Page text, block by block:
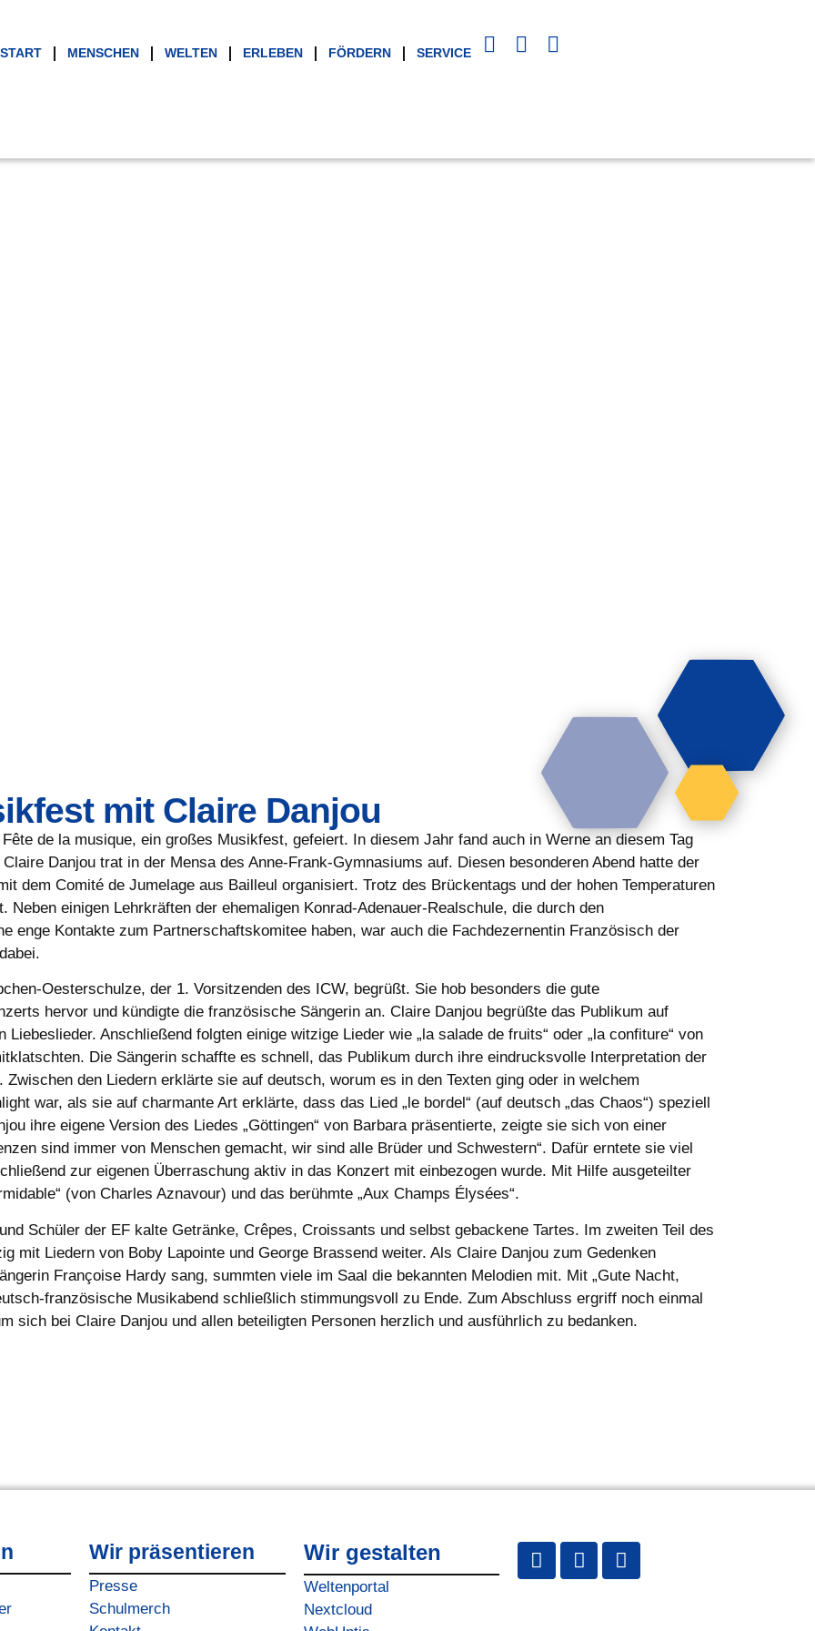
START MENSCHEN WELTEN ERLEBEN FÖRDERN SERVICE
mit Claire Danjou
de la musique, ein großes Musikfest, gefeiert. In diesem Jahr fand auch in Werne an diesem Tag
Danjou trat in der Mensa des Anne-Frank-Gymnasiums auf. Diesen besonderen Abend hatte der
dem Comité de Jumelage aus Bailleul organisiert. Trotz des Brückentags und der hohen Temperaturen
einigen Lehrkräften der ehemaligen Konrad-Adenauer-Realschule, die durch den
enge Kontakte zum Partnerschaftskomitee haben, war auch die Fachdezernentin Französisch der
Oesterschulze, der 1. Vorsitzenden des ICW, begrüßt. Sie hob besonders die gute
hervor und kündigte die französische Sängerin an. Claire Danjou begrüßte das Publikum auf
Anschließend folgten einige witzige Lieder wie „la salade de fruits“ oder „la confiture“ von
Die Sängerin schaffte es schnell, das Publikum durch ihre eindrucksvolle Interpretation der
den Liedern erklärte sie auf deutsch, worum es in den Texten ging oder in welchem
war, als sie auf charmante Art erklärte, dass das Lied „le bordel“ (auf deutsch „das Chaos“) speziell
ihre eigene Version des Liedes „Göttingen“ von Barbara präsentierte, zeigte sie sich von einer
sind immer von Menschen gemacht, wir sind alle Brüder und Schwestern“. Dafür erntete sie viel
zur eigenen Überraschung aktiv in das Konzert mit einbezogen wurde. Mit Hilfe ausgeteilter
(von Charles Aznavour) und das berühmte „Aux Champs Élysées“.
Schüler der EF kalte Getränke, Crêpes, Croissants und selbst gebackene Tartes. Im zweiten Teil des
mit Liedern von Boby Lapointe und George Brassend weiter. Als Claire Danjou zum Gedenken
Françoise Hardy sang, summten viele im Saal die bekannten Melodien mit. Mit „Gute Nacht,
französische Musikabend schließlich stimmungsvoll zu Ende. Zum Abschluss ergriff noch einmal
sich bei Claire Danjou und allen beteiligten Personen herzlich und ausführlich zu bedanken.
Wir präsentieren
Presse
Schulmerch
Wir gestalten
Weltenportal
Nextcloud